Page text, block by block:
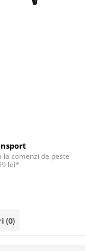
comenzi de peste
lei*
(0)